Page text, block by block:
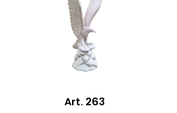
Art. 263